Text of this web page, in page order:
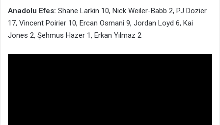
Anadolu Efes: Shane Larkin 10, Nick Weiler-Babb 2, PJ Dozier
17, Vincent Poirier 10, Ercan Osmani 9, Jordan Loyd 6, Kai
Jones 2, Şehmus Hazer 1, Erkan Yılmaz 2